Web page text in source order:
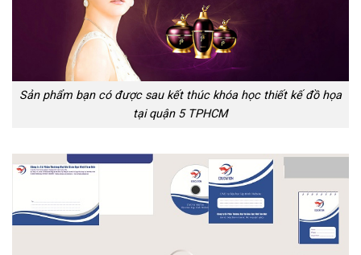
Sản phẩm bạn có được sau kết thúc khóa học thiết kế đồ họa
tại quận 5 TPHCM